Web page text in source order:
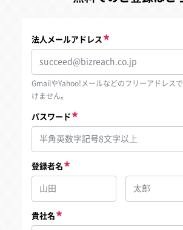
法人メールアドレス
GmailやYahoo!メールなどのフリーアドレス
けません。
パスワード
登録者名
貴社名